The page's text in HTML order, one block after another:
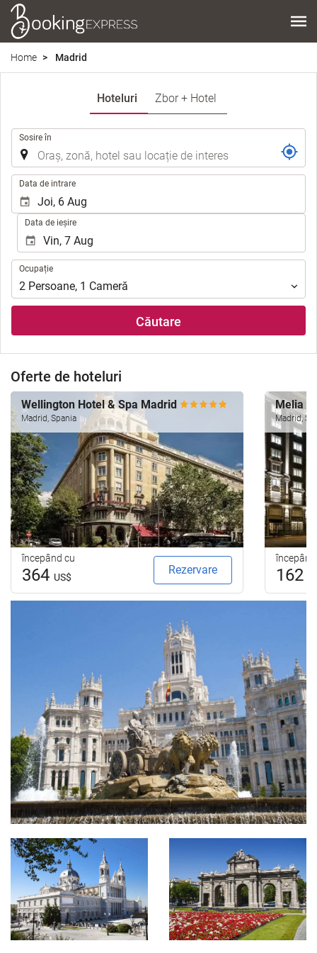
Home Madrid
Hoteluri Zbor + Hotel
Sosire în
Data de intrare
Data de ieșire
Ocupație
Ocupație
2 Persoane, 1 Cameră
Căutare
Oferte de hoteluri
Wellington Hotel & Spa Madrid
Madrid, Spania
începând cu
364 US$
Rezervare
Melia
Madrid,
162